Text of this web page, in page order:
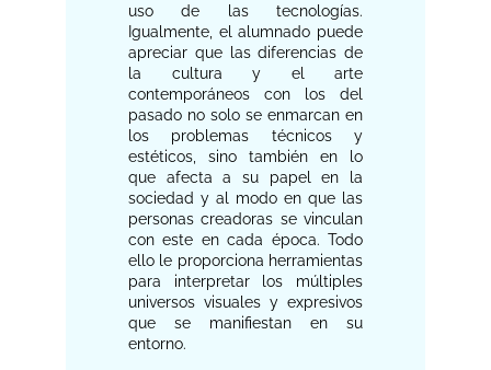
uso de las tecnologías.
Igualmente, el alumnado puede
apreciar que las diferencias de
la cultura y el arte
contemporáneos con los del
pasado no solo se enmarcan en
los problemas técnicos y
estéticos, sino también en lo
que afecta a su papel en la
sociedad y al modo en que las
personas creadoras se vinculan
con este en cada época. Todo
ello le proporciona herramientas
para interpretar los múltiples
universos visuales y expresivos
que se manifiestan en su
entorno.